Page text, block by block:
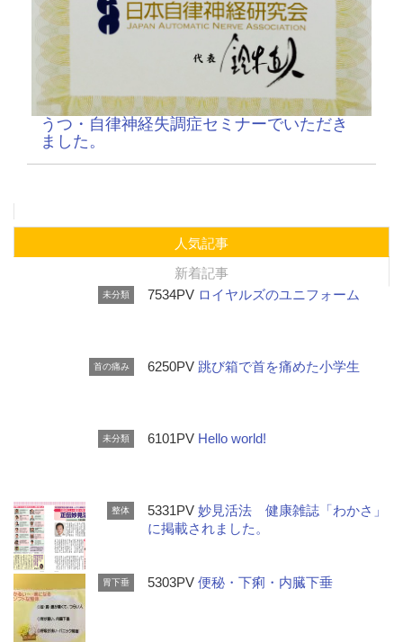
うつ・自律神経失調症セミナーでいただき
ました。
人気記事
新着記事
未分類 7534PV ロイヤルズのユニフォーム
首の痛み 6250PV 跳び箱で首を痛めた小学生
未分類 6101PV Hello world!
整体 5331PV妙見活法 健康雑誌「わかさ」
に掲載されました。
胃下垂 5303PV便秘・下痢・内臓下垂